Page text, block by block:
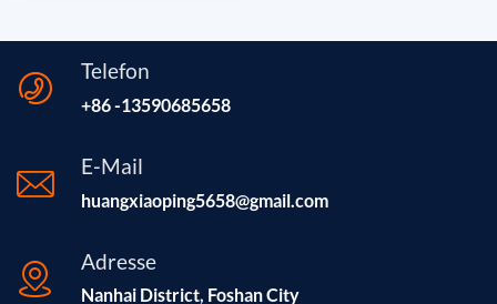
Telefon
+86 -13590685658
E-Mail
huangxiaoping5658@gmail.com
Adresse
Nanhai District, Foshan City